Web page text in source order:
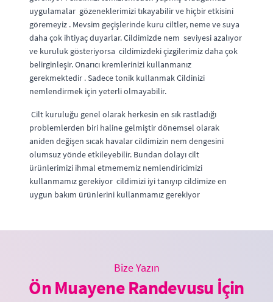
uygulamalar gözeneklerimizi tıkayabilir ve hiçbir etkisini
göremeyiz . Mevsim geçişlerinde kuru ciltler, neme ve suya
daha çok ihtiyaç duyarlar. Cildimizde nem seviyesi azalıyor
ve kuruluk gösteriyorsa cildimizdeki çizgilerimiz daha çok
belirginleşir. Onarıcı kremlerinizi kullanmanız
gerekmektedir . Sadece tonik kullanmak Cildinizi
nemlendirmek için yeterli olmayabilir.
Cilt kuruluğu genel olarak herkesin en sık rastladığı
problemlerden biri haline gelmiştir dönemsel olarak
aniden değişen sıcak havalar cildimizin nem dengesini
olumsuz yönde etkileyebilir. Bundan dolayı cilt
ürünlerimizi ihmal etmememiz nemlendiricimizi
kullanmamız gerekiyor cildimizi iyi tanıyıp cildimize en
uygun bakım ürünlerini kullanmamız gerekiyor
Bize Yazın
Ön Muayene Randevusu İçin